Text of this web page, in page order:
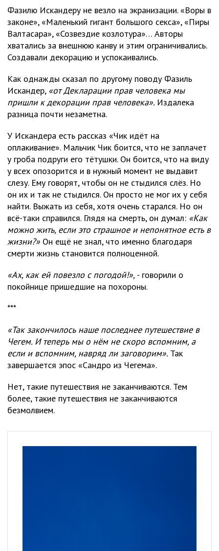
Фазилю Искандеру не везло на экранизации. «Воры в
законе», «Маленький гигант большого секса», «Пиры
Валтасара», «Созвездие козлотура»… Авторы
хватались за внешнюю канву и этим ограничивались.
Создавали декорацию и успокаивались.
Как однажды сказал по другому поводу Фазиль
Искандер, «от Декларации прав человека мы
пришли к декорации прав человека». Издалека
разница почти незаметна.
У Искандера есть рассказ «Чик идёт на
оплакивание». Мальчик Чик боится, что не заплачет
у гроба подруги его тётушки. Он боится, что на виду
у всех опозорится и в нужный момент не выдавит
слезу. Ему говорят, чтобы он не стыдился слёз. Но
он их и так не стыдился. Он просто не мог их у себя
найти. Выжать из себя, хотя очень старался. Но он
всё-таки справился. Глядя на смерть, он думал: «Как
можно жить, если это страшное и непонятное есть в
жизни?» Он ещё не знал, что именно благодаря
смерти жизнь становится полноценной.
«Ах, как ей повезло с погодой!», - говорили о
покойнице пришедшие на похороны.
***
«Так закончилось наше последнее путешествие в
Чегем. И теперь мы о нём не скоро вспомним, а
если и вспомним, навряд ли заговорим». Так
завершается эпос «Сандро из Чегема».
Нет, такие путешествия не заканчиваются. Тем
более, такие путешествия не заканчиваются
безмолвием.